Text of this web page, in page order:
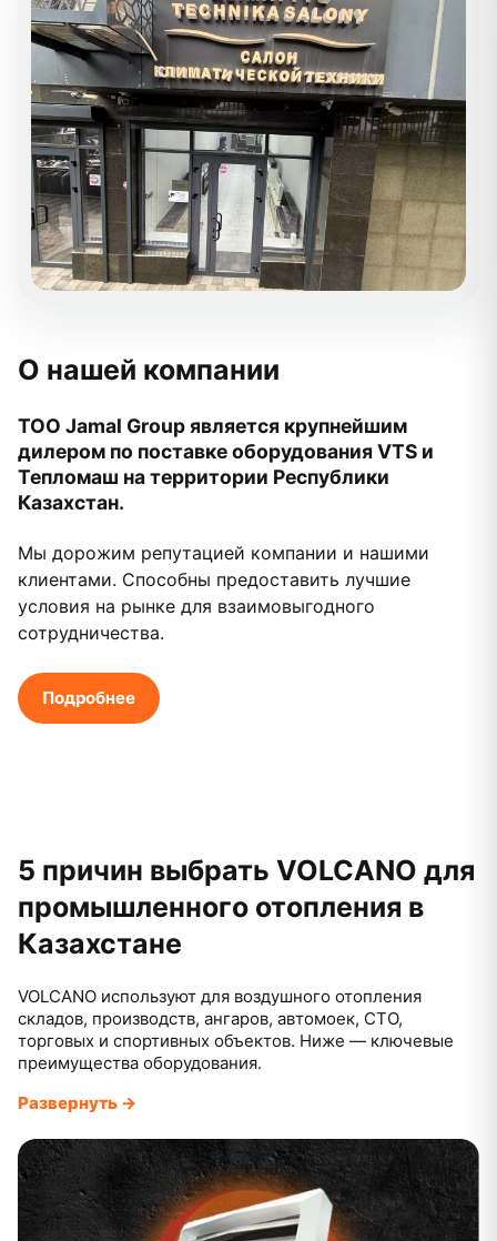
О нашей компании
ТОО Jamal Group является крупнейшим
дилером по поставке оборудования VTS и
Тепломаш на территории Республики
Казахстан.
Мы дорожим репутацией компании и нашими
клиентами. Способны предоставить лучшие
условия на рынке для взаимовыгодного
сотрудничества.
Подробнее
5 причин выбрать VOLCANO для
промышленного отопления в
Казахстане
VOLCANO используют для воздушного отопления
складов, производств, ангаров, автомоек, СТО,
торговых и спортивных объектов. Ниже — ключевые
преимущества оборудования.
Развернуть →